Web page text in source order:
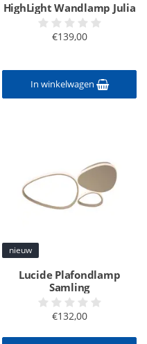
HighLight Wandlamp Julia
€139,00
In winkelwagen
nieuw
Lucide Plafondlamp
Samling
€132,00